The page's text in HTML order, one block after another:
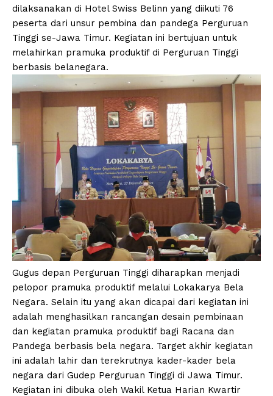
dilaksanakan di Hotel Swiss Belinn yang diikuti 76
peserta dari unsur pembina dan pandega Perguruan
Tinggi se-Jawa Timur. Kegiatan ini bertujuan untuk
melahirkan pramuka produktif di Perguruan Tinggi
berbasis belanegara.
Gugus depan Perguruan Tinggi diharapkan menjadi
pelopor pramuka produktif melalui Lokakarya Bela
Negara. Selain itu yang akan dicapai dari kegiatan ini
adalah menghasilkan rancangan desain pembinaan
dan kegiatan pramuka produktif bagi Racana dan
Pandega berbasis bela negara. Target akhir kegiatan
ini adalah lahir dan terekrutnya kader-kader bela
negara dari Gudep Perguruan Tinggi di Jawa Timur.
Kegiatan ini dibuka oleh Wakil Ketua Harian Kwartir